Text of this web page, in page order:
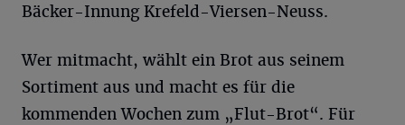
Bäcker-Innung Krefeld-Viersen-Neuss.
Wer mitmacht, wählt ein Brot aus seinem
Sortiment aus und macht es für die
kommenden Wochen zum „Flut-Brot“. Für